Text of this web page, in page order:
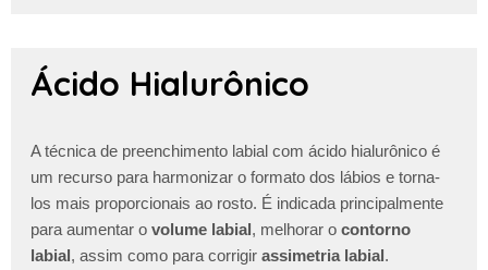
Ácido Hialurônico
A técnica de preenchimento labial com ácido hialurônico é
um recurso para harmonizar o formato dos lábios e torna-
los mais proporcionais ao rosto. É indicada principalmente
para aumentar o volume labial, melhorar o contorno
labial, assim como para corrigir assimetria labial.